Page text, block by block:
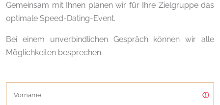
Gemeinsam mit Ihnen planen wir für Ihre Zielgruppe das
optimale Speed-Dating-Event.
Bei einem unverbindlichen Gespräch können wir alle
Möglichkeiten besprechen.